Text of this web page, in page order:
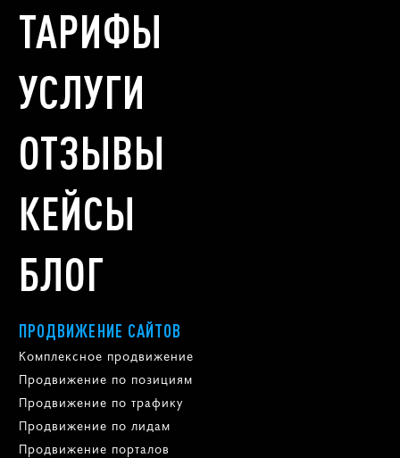
ТАРИФЫ
УСЛУГИ
ОТЗЫВЫ
КЕЙСЫ
БЛОГ
ПРОДВИЖЕНИЕ САЙТОВ
Комплексное продвижение
Продвижение по позициям
Продвижение по трафику
Продвижение по лидам
Продвижение порталов